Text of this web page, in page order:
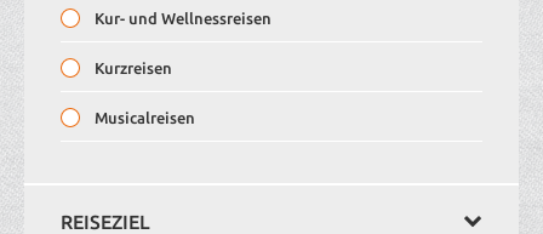
Kur- und Wellnessreisen
Kurzreisen
Musicalreisen
Reisen mit TAXI Service
REISEZIEL